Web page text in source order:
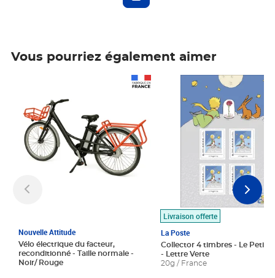
Vous pourriez également aimer
Nouvelle Attitude
Vélo électrique du facteur,
reconditionné - Taille normale -
Noir/ Rouge
Livraison offerte
La Poste
Collector 4 timbres - Le Petit
- Lettre Verte
20g / France
Prix 7,50€